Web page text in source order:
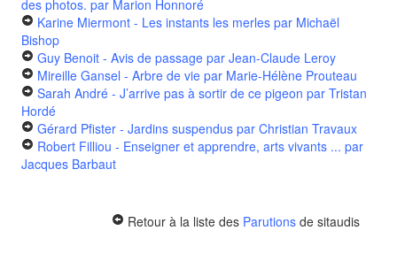
des photos. par Marion Honnoré
Karine Miermont - Les instants les merles par Michaël
Bishop
Guy Benoit - Avis de passage par Jean-Claude Leroy
Mireille Gansel - Arbre de vie par Marie-Hélène Prouteau
Sarah André - J’arrive pas à sortir de ce pigeon par Tristan
Hordé
Gérard Pfister - Jardins suspendus par Christian Travaux
Robert Filliou - Enseigner et apprendre, arts vivants ... par
Jacques Barbaut
Retour à la liste des Parutions de sitaudis